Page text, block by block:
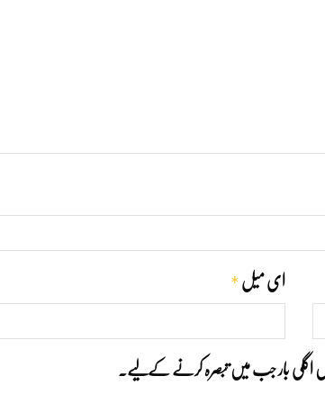
ای میل *
اگلی بار جب میں تبصرہ کرنے کےلیے۔